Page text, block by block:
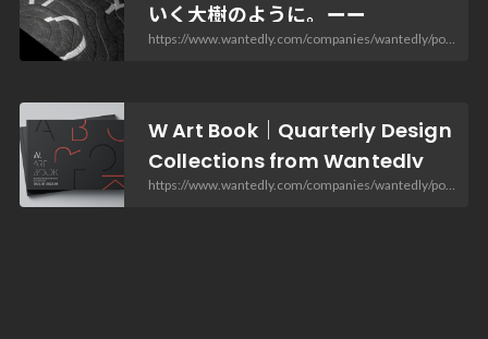
いく大樹のように。ーー
Wantedly Culture Book 2023 |https://www.wantedly.com/companies/wantedly/post_articles/469708
W Art Book｜Quarterly Design
Collections from Wantedly
"2022.01 - 2022.08" |
https://www.wantedly.com/companies/wantedly/post_articles/464404